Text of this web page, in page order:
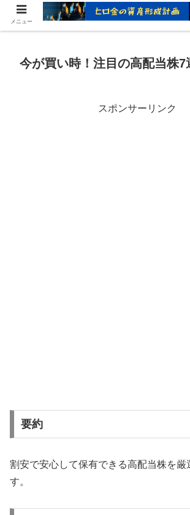
ヒロ金の資産形成レシピ：賢いお金の
今が買い時！注目の高配当株7
スポンサーリンク
要約
割安で安心して保有できる高配当株を厳
す。
メニュー